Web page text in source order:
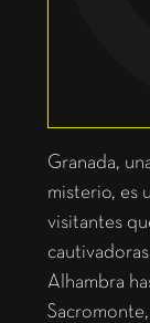
Granada,
misterio, es
visitantes
Alhambra